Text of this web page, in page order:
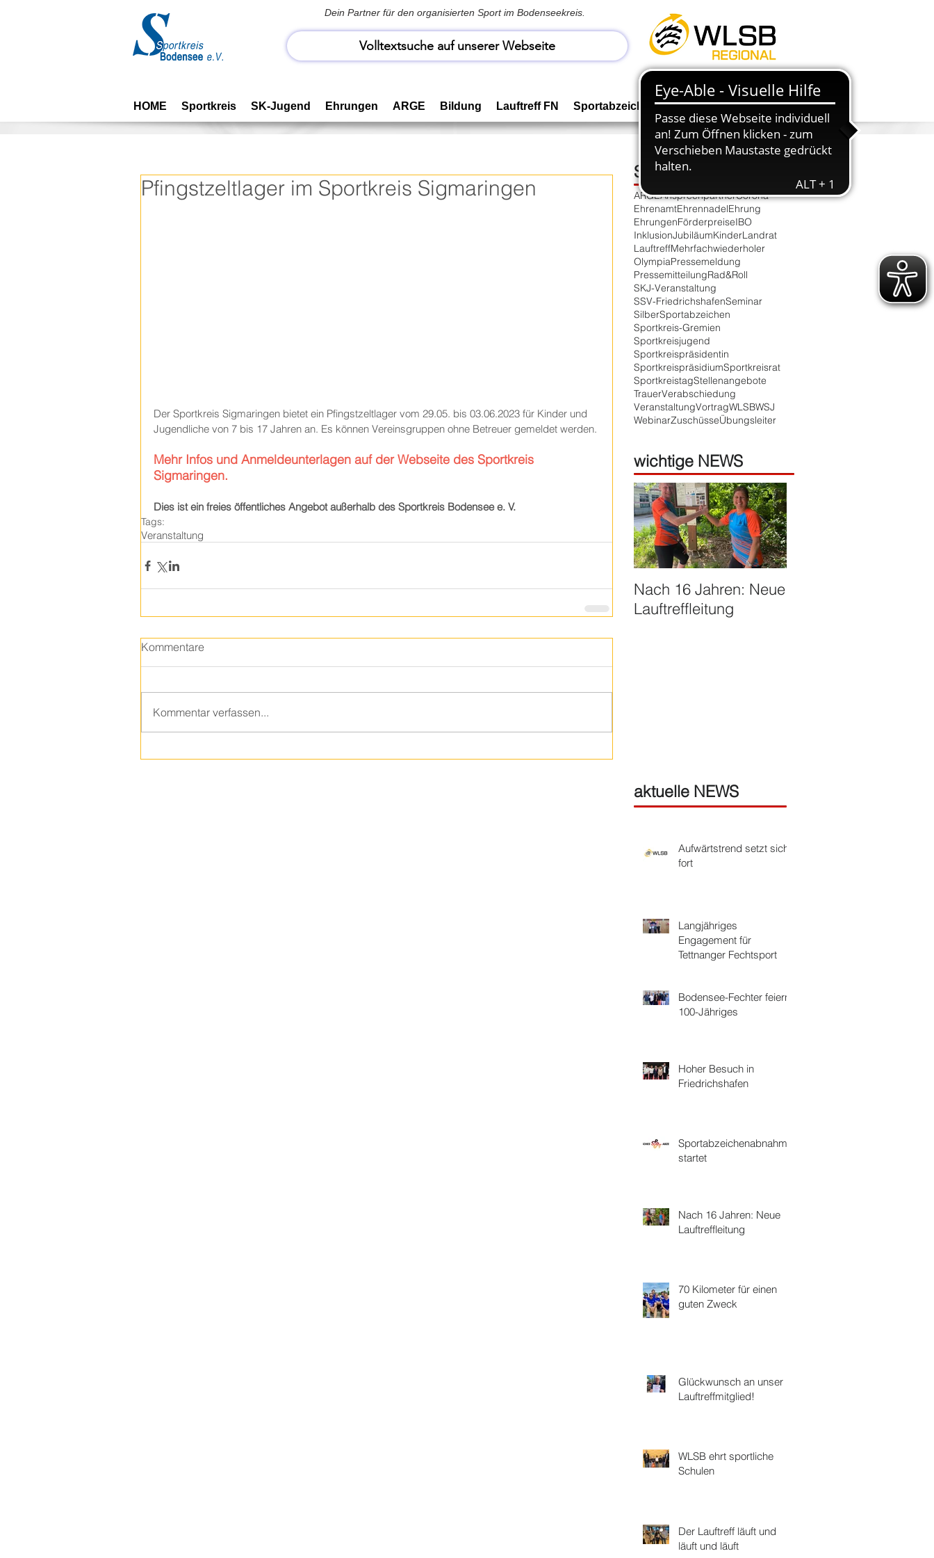
Dein Partner für den organisierten Sport im Bodenseekreis.
Volltextsuche auf unserer Webseite
Anmelden
HOME Sportkreis SK-Jugend Ehrungen ARGE Bildung Lauftreff FN Sportabzeichen Geschäftsstelle NEWS
Pfingstzeltlager im Sportkreis Sigmaringen
Der Sportkreis Sigmaringen bietet ein Pfingstzeltlager vom 29.05. bis 03.06.2023 für Kinder und
Jugendliche von 7 bis 17 Jahren an. Es können Vereinsgruppen ohne Betreuer gemeldet werden.
Mehr Infos und Anmeldeunterlagen auf der Webseite des Sportkreis
Sigmaringen.
Dies ist ein freies öffentliches Angebot außerhalb des Sportkreis Bodensee e. V.
Tags:
Veranstaltung
Kommentare
Kommentar verfassen...
Schlagwortsuche
ARGEAnsprechpartnerCorona
EhrenamtEhrennadelEhrung
EhrungenFörderpreiseIBO
InklusionJubiläumKinderLandrat
LauftreffMehrfachwiederholer
OlympiaPressemeldung
PressemitteilungRad&Roll
SKJ-Veranstaltung
SSV-FriedrichshafenSeminar
SilberSportabzeichen
Sportkreis-Gremien
Sportkreisjugend
Sportkreispräsidentin
SportkreispräsidiumSportkreisrat
SportkreistagStellenangebote
TrauerVerabschiedung
VeranstaltungVortragWLSBWSJ
WebinarZuschüsseÜbungsleiter
wichtige NEWS
Nach 16 Jahren: Neue
Lauftreffleitung
aktuelle NEWS
Aufwärtstrend setzt sich
fort
Langjähriges
Engagement für
Tettnanger Fechtsport
Bodensee-Fechter feiern
100-Jähriges
Hoher Besuch in
Friedrichshafen
Sportabzeichenabnahme
startet
Nach 16 Jahren: Neue
Lauftreffleitung
70 Kilometer für einen
guten Zweck
Glückwunsch an unser
Lauftreffmitglied!
WLSB ehrt sportliche
Schulen
Der Lauftreff läuft und
läuft und läuft